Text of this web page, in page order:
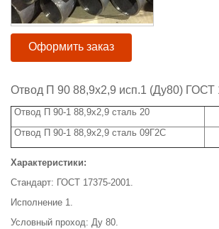
Оформить заказ
Отвод П 90 88,9x2,9 исп.1 (Ду80) ГОСТ
Отвод П 90-1 88,9x2,9 сталь 20
Отвод П 90-1 88,9x2,9 сталь 09Г2С
Характеристики:
Стандарт: ГОСТ 17375-2001.
Исполнение 1.
Условный проход: Ду 80.